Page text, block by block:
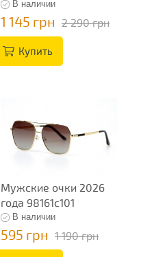
В наличии
1 145 грн 2 290 грн
Купить
Мужские очки 2026
года 98161c101
В наличии
595 грн 1 190 грн